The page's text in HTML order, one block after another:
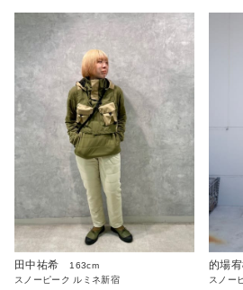
田中祐希
163cm
スノーピーク ルミネ新宿
的場
スノー